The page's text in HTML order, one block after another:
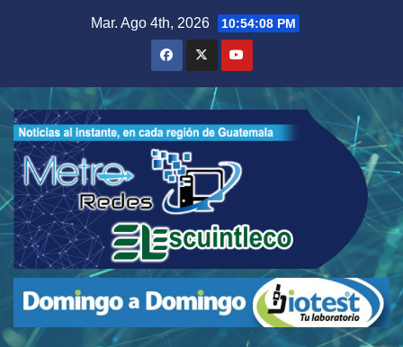
Mar. Ago 4th, 2026 10:54:10 PM